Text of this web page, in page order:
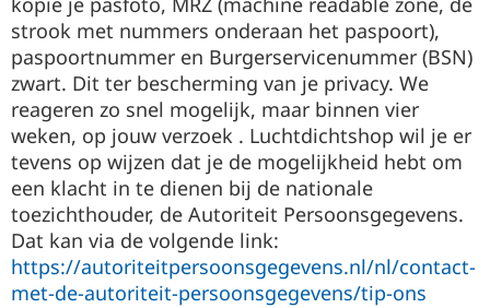
strook met nummers onderaan het paspoort),
paspoortnummer en Burgerservicenummer (BSN)
zwart. Dit ter bescherming van je privacy. We
reageren zo snel mogelijk, maar binnen vier
weken, op jouw verzoek . Luchtdichtshop wil je er
tevens op wijzen dat je de mogelijkheid hebt om
een klacht in te dienen bij de nationale
toezichthouder, de Autoriteit Persoonsgegevens.
Dat kan via de volgende link:
https://autoriteitpersoonsgegevens.nl/nl/contact-
met-de-autoriteit-persoonsgegevens/tip-ons